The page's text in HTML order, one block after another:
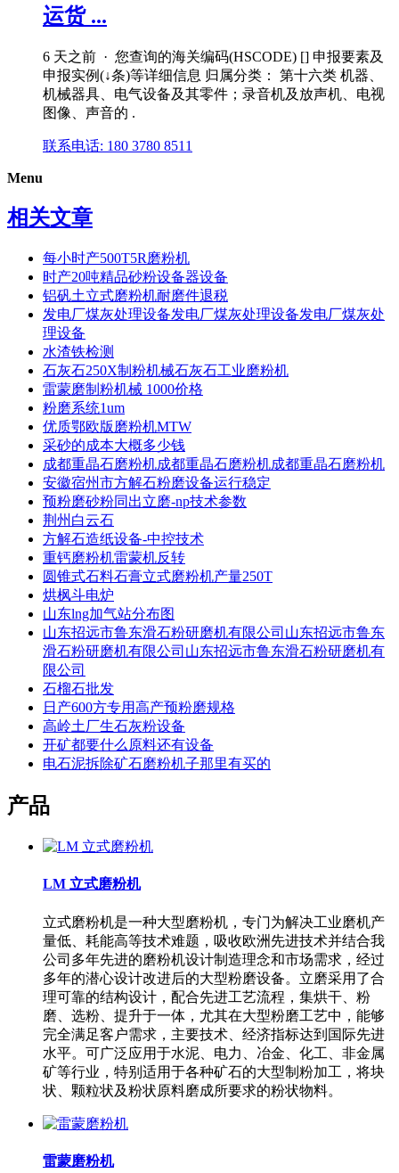
运货 ...
6 天之前 · 您查询的海关编码(HSCODE) [] 申报要素及
申报实例(↓条)等详细信息 归属分类： 第十六类 机器、
机械器具、电气设备及其零件；录音机及放声机、电视
图像、声音的 .
联系电话: 180 3780 8511
Menu
相关文章
每小时产500T5R磨粉机
时产20吨精品砂粉设备器设备
铝矾土立式磨粉机耐磨件退税
发电厂煤灰处理设备发电厂煤灰处理设备发电厂煤灰处
理设备
水渣铁检测
石灰石250X制粉机械石灰石工业磨粉机
雷蒙磨制粉机械 1000价格
粉磨系统1um
优质鄂欧版磨粉机MTW
采砂的成本大概多少钱
成都重晶石磨粉机成都重晶石磨粉机成都重晶石磨粉机
安徽宿州市方解石粉磨设备运行稳定
预粉磨砂粉同出立磨-np技术参数
荆州白云石
方解石造纸设备-中控技术
重钙磨粉机雷蒙机反转
圆锥式石料石膏立式磨粉机产量250T
烘枫斗电炉
山东lng加气站分布图
山东招远市鲁东滑石粉研磨机有限公司山东招远市鲁东
滑石粉研磨机有限公司山东招远市鲁东滑石粉研磨机有
限公司
石榴石批发
日产600方专用高产预粉磨规格
高岭土厂生石灰粉设备
开矿都要什么原料还有设备
电石泥拆除矿石磨粉机子那里有买的
产品
LM 立式磨粉机
立式磨粉机是一种大型磨粉机，专门为解决工业磨机产
量低、耗能高等技术难题，吸收欧洲先进技术并结合我
公司多年先进的磨粉机设计制造理念和市场需求，经过
多年的潜心设计改进后的大型粉磨设备。立磨采用了合
理可靠的结构设计，配合先进工艺流程，集烘干、粉
磨、选粉、提升于一体，尤其在大型粉磨工艺中，能够
完全满足客户需求，主要技术、经济指标达到国际先进
水平。可广泛应用于水泥、电力、冶金、化工、非金属
矿等行业，特别适用于各种矿石的大型制粉加工，将块
状、颗粒状及粉状原料磨成所要求的粉状物料。
雷蒙磨粉机